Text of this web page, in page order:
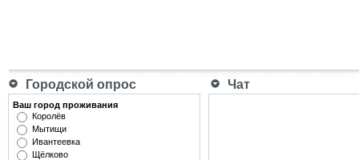
Городской опрос Чат
Ваш город проживания
Королёв
Мытищи
Ивантеевка
Щёлково